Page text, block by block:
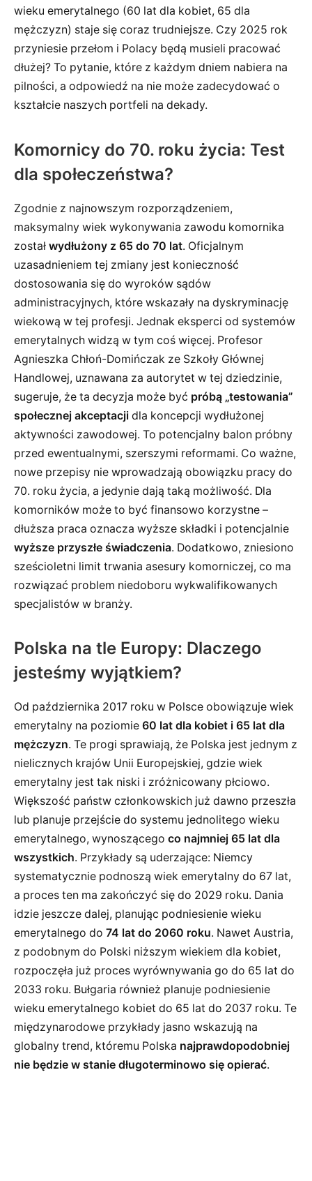
wieku emerytalnego (60 lat dla kobiet, 65 dla
mężczyzn) staje się coraz trudniejsze. Czy 2025 rok
przyniesie przełom i Polacy będą musieli pracować
dłużej? To pytanie, które z każdym dniem nabiera na
pilności, a odpowiedź na nie może zadecydować o
kształcie naszych portfeli na dekady.
Komornicy do 70. roku życia: Test
dla społeczeństwa?
Zgodnie z najnowszym rozporządzeniem,
maksymalny wiek wykonywania zawodu komornika
został wydłużony z 65 do 70 lat. Oficjalnym
uzasadnieniem tej zmiany jest konieczność
dostosowania się do wyroków sądów
administracyjnych, które wskazały na dyskryminację
wiekową w tej profesji. Jednak eksperci od systemów
emerytalnych widzą w tym coś więcej. Profesor
Agnieszka Chłoń-Domińczak ze Szkoły Głównej
Handlowej, uznawana za autorytet w tej dziedzinie,
sugeruje, że ta decyzja może być próbą „testowania”
społecznej akceptacji dla koncepcji wydłużonej
aktywności zawodowej. To potencjalny balon próbny
przed ewentualnymi, szerszymi reformami. Co ważne,
nowe przepisy nie wprowadzają obowiązku pracy do
70. roku życia, a jedynie dają taką możliwość. Dla
komorników może to być finansowo korzystne –
dłuższa praca oznacza wyższe składki i potencjalnie
wyższe przyszłe świadczenia. Dodatkowo, zniesiono
sześcioletni limit trwania asesury komorniczej, co ma
rozwiązać problem niedoboru wykwalifikowanych
specjalistów w branży.
Polska na tle Europy: Dlaczego
jesteśmy wyjątkiem?
Od października 2017 roku w Polsce obowiązuje wiek
emerytalny na poziomie 60 lat dla kobiet i 65 lat dla
mężczyzn. Te progi sprawiają, że Polska jest jednym z
nielicznych krajów Unii Europejskiej, gdzie wiek
emerytalny jest tak niski i zróżnicowany płciowo.
Większość państw członkowskich już dawno przeszła
lub planuje przejście do systemu jednolitego wieku
emerytalnego, wynoszącego co najmniej 65 lat dla
wszystkich. Przykłady są uderzające: Niemcy
systematycznie podnoszą wiek emerytalny do 67 lat,
a proces ten ma zakończyć się do 2029 roku. Dania
idzie jeszcze dalej, planując podniesienie wieku
emerytalnego do 74 lat do 2060 roku. Nawet Austria,
z podobnym do Polski niższym wiekiem dla kobiet,
rozpoczęła już proces wyrównywania go do 65 lat do
2033 roku. Bułgaria również planuje podniesienie
wieku emerytalnego kobiet do 65 lat do 2037 roku. Te
międzynarodowe przykłady jasno wskazują na
globalny trend, któremu Polska najprawdopodobniej
nie będzie w stanie długoterminowo się opierać.